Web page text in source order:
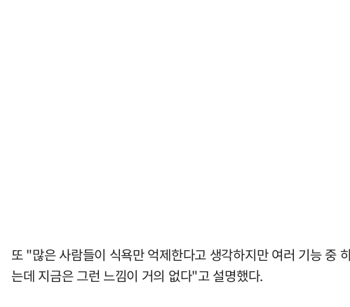
또 "많은 사람들이 식욕만 억제한다고 생각하지만 여러 기능 중
는데 지금은 그런 느낌이 거의 없다"고 설명했다.